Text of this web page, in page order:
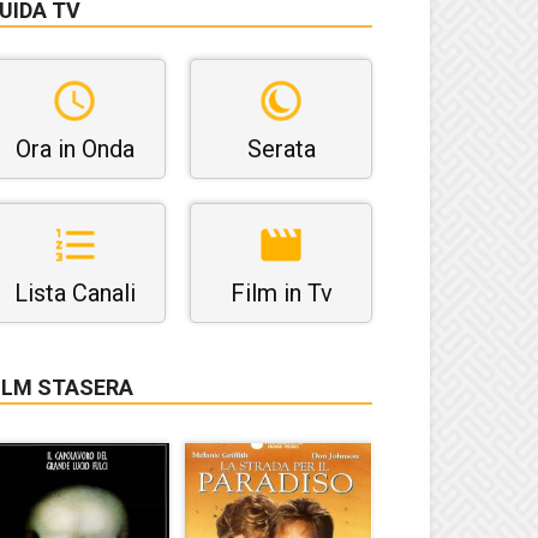
TV
Ora in Onda Serata
Lista Canali Film in Tv
STASERA